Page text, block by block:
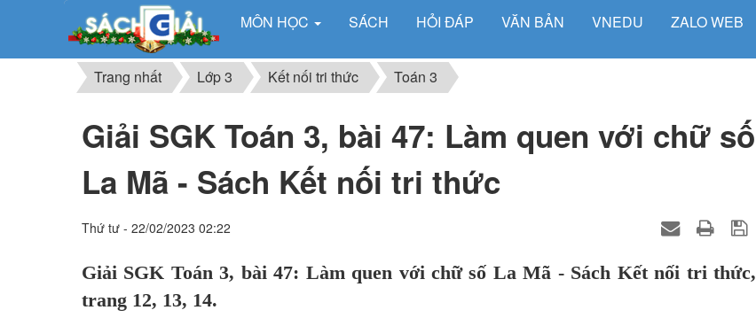
MÔN HỌC SÁCH HỎI ĐÁP VĂN BẢN VNEDU ZALO WEB
Trang nhất Lớp 3 Kết nối tri thức Toán 3
Giải SGK Toán 3, bài 47: Làm quen với chữ số
La Mã - Sách Kết nối tri thức
Thứ tư - 22/02/2023 02:22
Giải SGK Toán 3, bài 47: Làm quen với chữ số La Mã - Sách Kết nối tri thức,
trang 12, 13, 14.